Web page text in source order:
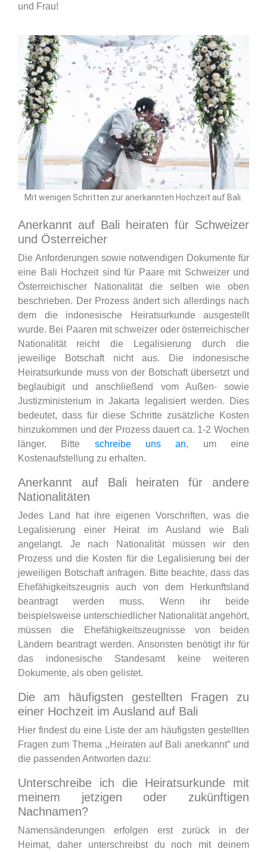
und Frau!
Mit wenigen Schritten zur anerkannten Hochzeit auf Bali.
Anerkannt auf Bali heiraten für Schweizer
und Österreicher
Die Anforderungen sowie notwendigen Dokumente für
eine Bali Hochzeit sind für Paare mit Schweizer und
Österreichischer Nationalität die selben wie oben
beschrieben. Der Prozess ändert sich allerdings nach
dem die indonesische Heiratsurkunde ausgestellt
wurde. Bei Paaren mit schweizer oder österreichischer
Nationalität reicht die Legalisierung durch die
jeweilige Botschaft nicht aus. Die indonesische
Heiratsurkunde muss von der Botschaft übersetzt und
beglaubigit und anschließend vom Außen- sowie
Justizministerium in Jakarta legalisiert werden. Dies
bedeutet, dass für diese Schritte zusätzliche Kosten
hinzukommen und der Prozess dauert ca. 1-2 Wochen
länger. Bitte schreibe uns an, um eine
Kostenaufstellung zu erhalten.
Anerkannt auf Bali heiraten für andere
Nationalitäten
Jedes Land hat ihre eigenen Vorschriften, was die
Legalisierung einer Heirat im Ausland wie Bali
angelangt. Je nach Nationalität müssen wir den
Prozess und die Kosten für die Legalisierung bei der
jeweiligen Botschaft anfragen. Bitte beachte, dass das
Ehefähigkeitszeugnis auch von dem Herkunftsland
beantragt werden muss. Wenn ihr beide
beispielsweise unterschiedlicher Nationalität angehört,
müssen die Ehefähigkeitszeugnisse von beiden
Ländern beantragt werden. Ansonsten benötigt ihr für
das indonesische Standesamt keine weiteren
Dokumente, als oben gelistet.
Die am häufigsten gestellten Fragen zu
einer Hochzeit im Ausland auf Bali
Hier findest du eine Liste der am häufigsten gestellten
Fragen zum Thema ,,Heiraten auf Bali anerkannt” und
die passenden Antworten dazu:
Unterschreibe ich die Heiratsurkunde mit
meinem jetzigen oder zukünftigen
Nachnamen?
Namensänderungen erfolgen erst zurück in der
Heimat, daher unterschreibst du noch mit deinem